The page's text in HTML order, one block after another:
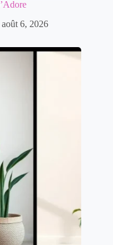
août 6, 2026